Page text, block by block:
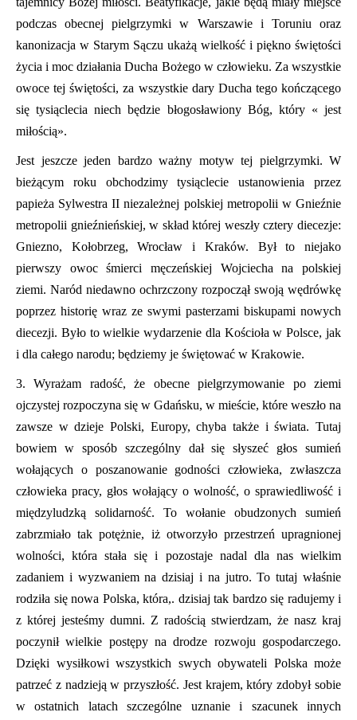
podczas obecnej pielgrzymki w Warszawie i Toruniu oraz
kanonizacja w Starym Sączu ukażą wielkość i piękno świętości
życia i moc działania Ducha Bożego w człowieku. Za wszystkie
owoce tej świętości, za wszystkie dary Ducha tego kończącego
się tysiąclecia niech będzie błogosławiony Bóg, który « jest
miłością».
Jest jeszcze jeden bardzo ważny motyw tej pielgrzymki. W
bieżącym roku obchodzimy tysiąclecie ustanowienia przez
papieża Sylwestra II niezależnej polskiej metropolii w Gnieźnie
metropolii gnieźnieńskiej, w skład której weszły cztery diecezje:
Gniezno, Kołobrzeg, Wrocław i Kraków. Był to niejako
pierwszy owoc śmierci męczeńskiej Wojciecha na polskiej
ziemi. Naród niedawno ochrzczony rozpoczął swoją wędrówkę
poprzez historię wraz ze swymi pasterzami biskupami nowych
diecezji. Było to wielkie wydarzenie dla Kościoła w Polsce, jak
i dla całego narodu; będziemy je świętować w Krakowie.
3. Wyrażam radość, że obecne pielgrzymowanie po ziemi
ojczystej rozpoczyna się w Gdańsku, w mieście, które weszło na
zawsze w dzieje Polski, Europy, chyba także i świata. Tutaj
bowiem w sposób szczególny dał się słyszeć głos sumień
wołających o poszanowanie godności człowieka, zwłaszcza
człowieka pracy, głos wołający o wolność, o sprawiedliwość i
międzyludzką solidarność. To wołanie obudzonych sumień
zabrzmiało tak potężnie, iż otworzyło przestrzeń upragnionej
wolności, która stała się i pozostaje nadal dla nas wielkim
zadaniem i wyzwaniem na dzisiaj i na jutro. To tutaj właśnie
rodziła się nowa Polska, która,. dzisiaj tak bardzo się radujemy i
z której jesteśmy dumni. Z radością stwierdzam, że nasz kraj
poczynił wielkie postępy na drodze rozwoju gospodarczego.
Dzięki wysiłkowi wszystkich swych obywateli Polska może
patrzeć z nadzieją w przyszłość. Jest krajem, który zdobył sobie
w ostatnich latach szczególne uznanie i szacunek innych